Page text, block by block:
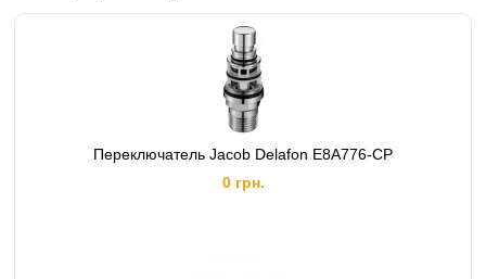
Переключатель Jacob Delafon E8A776-CP
0 грн.